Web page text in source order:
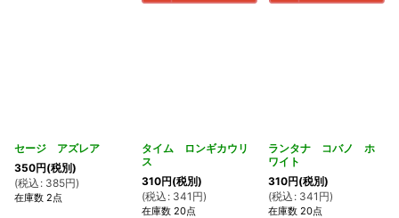
セージ アズレア
350円(税別)
(税込 : 385円)
在庫数 2点
タイム ロンギカウリ
ス
310円(税別)
(税込 : 341 円)
在庫数 20点
ランタナ コバノ ホ
ワイト
310円(税別)
(税込 : 341 円)
在庫数 20点